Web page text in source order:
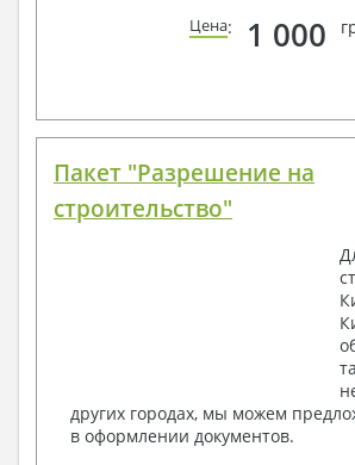
Цена: 1 000
Пакет "Разрешение на
строительство"
других городах, мы можем
в оформлении документов.